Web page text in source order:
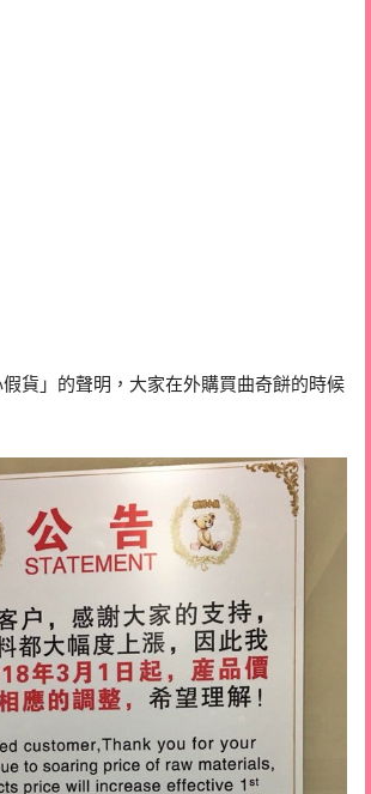
貨」的聲明，大家在外購買曲奇餅的時候